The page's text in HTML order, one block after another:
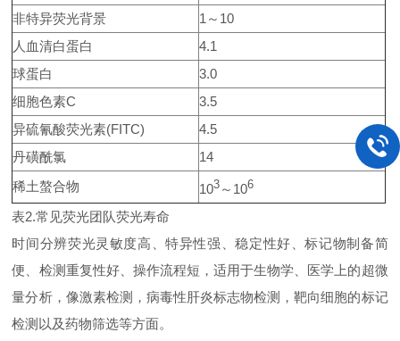
非特异荧光背景
1～10
人血清白蛋白
4.1
球蛋白
3.0
细胞色素C
3.5
异硫氰酸荧光素(FITC)
4.5
丹磺酰氯
14
稀土螯合物
103 ～106
表2.常见荧光团队荧光寿命
时间分辨荧光灵敏度高、特异性强、稳定性好、标记物制备简
便、检测重复性好、操作流程短，适用于生物学、医学上的超微
量分析，像激素检测，病毒性肝炎标志物检测，靶向细胞的标记
检测以及药物筛选等方面。